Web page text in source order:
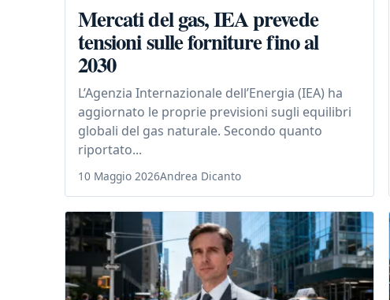
Mercati del gas, IEA prevede
tensioni sulle forniture fino al
2030
L’Agenzia Internazionale dell’Energia (IEA) ha
aggiornato le proprie previsioni sugli equilibri
globali del gas naturale. Secondo quanto
riportato...
10 Maggio 2026Andrea Dicanto